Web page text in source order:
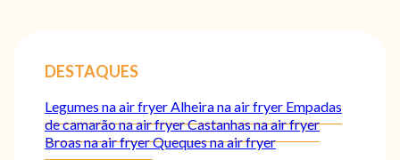
DESTAQUES
Legumes na air fryerAlheira na air fryer Empadas
de camarão na air fryerCastanhas na air fryer
Broas na air fryerQueques na air fryer